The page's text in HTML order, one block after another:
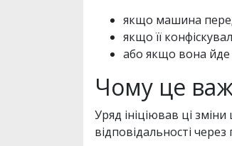
якщо машина
якщо її
або якщо вона йде
Чому це
Уряд ініціював ці
відповідальності